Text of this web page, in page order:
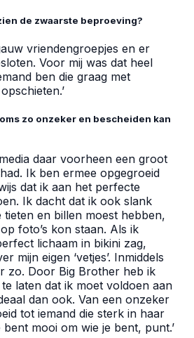
de zwaarste beproeving?
vriendengroepjes en er
Voor mij was dat heel
ben die graag met
zo onzeker en bescheiden kan
daar voorheen een groot
Ik ben ermee opgegroeid
dat ik aan het perfecte
Ik dacht dat ik ook slank
tieten en billen moest hebben,
foto’s kon staan. Als ik
lichaam in bikini zag,
mijn eigen ‘vetjes’. Inmiddels
zo. Door Big Brother heb ik
laten dat ik moet voldoen aan
dan ook. Van een onzeker
tot iemand die sterk in haar
mooi om wie je bent, punt.’